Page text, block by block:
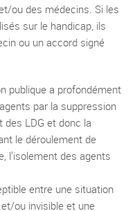
ou des médecins. Si les
sur le handicap, ils
ou un accord signé
publique a profondément
par la suppression
des LDG et donc la
le déroulement de
l’isolement des agents
entre une situation
ou invisible et une